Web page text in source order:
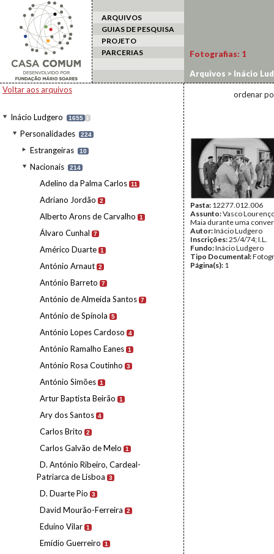
ARQUIVOS
GUIAS DE PESQUISA
PROJETO
PARCERIAS
Voltar aos arquivos
Inácio Ludgero 1655 I
Personalidades 224
Estrangeiras 10
Nacionais 214
Adelino da Palma Carlos 11
Adriano Jordão 2
Alberto Arons de Carvalho 1
Álvaro Cunhal 7
Américo Duarte 1
António Arnaut 2
António Barreto 7
António de Almeida Santos 7
António de Spínola 5
António Lopes Cardoso 4
António Ramalho Eanes 1
António Rosa Coutinho 3
António Simões 1
Artur Baptista Beirão 1
Ary dos Santos 4
Carlos Brito 2
Carlos Galvão de Melo 1
D. António Ribeiro, Cardeal-
Patriarca de Lisboa
3
D. Duarte Pio 3
David Mourão-Ferreira 2
Eduíno Vilar 1
Emídio Guerreiro 1
Fotografias: 1
Arquivos > Inácio
ordenar
Pasta: 12277.012.006
Assunto:Vasco
Maia durante uma
Autor:Inácio Ludgero
Inscrições:25/4/74; I.L.
Fundo:Inácio Ludgero
Tipo Documental:
Página(s): 1